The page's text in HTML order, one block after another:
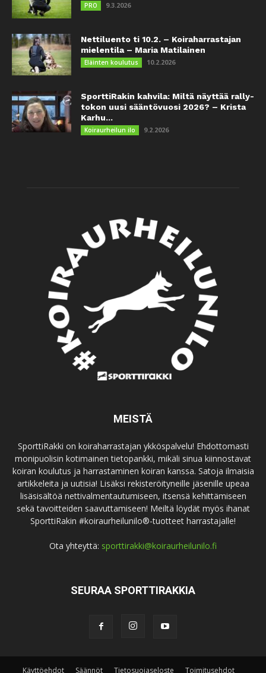
PRO 9.3.2026
Nettiluento ti 10.2. – Koiraharrastajan
mielentila – Maria Matilainen
Eläinten koulutus 10.2.2026
SporttiRakin kahvila: Miltä näyttää rally-
tokon uusi sääntövuosi 2026? – Krista
Karhu...
Koiraurheilun ilo 9.2.2026
MEISTÄ
SporttiRakki on koiraharrastajan ykköspalvelu! Ehdottomasti
monipuolisin kotimainen tietopankki, mikäli sinua kiinnostavat
koiran koulutus ja harrastaminen koiran kanssa. Satoja ilmaisia
artikkeleita ja uutisia! Lisäksi rekisteröityneille jäsenille upeaa
lisäsisältöä nettivalmentautumiseen, itsensä kehittämiseen
sekä tavoitteiden saavuttamiseen! Meiltä löydät myös ihanat
SporttiRakin #koiraurheilunilo®-tuotteet harrastajalle!
Ota yhteyttä: sporttirakki@koiraurheilunilo.fi
SEURAA SPORTTIRAKKIA
Käyttöehdot Säännöt Tietosuojaseloste Toimitusehdot